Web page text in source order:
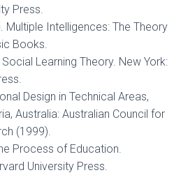
Press.
Multiple Intelligences: The Theory
Books.
Learning Theory. New York:
Design in Technical Areas,
Australia: Australian Council for
(1999).
Process of Education.
University Press.